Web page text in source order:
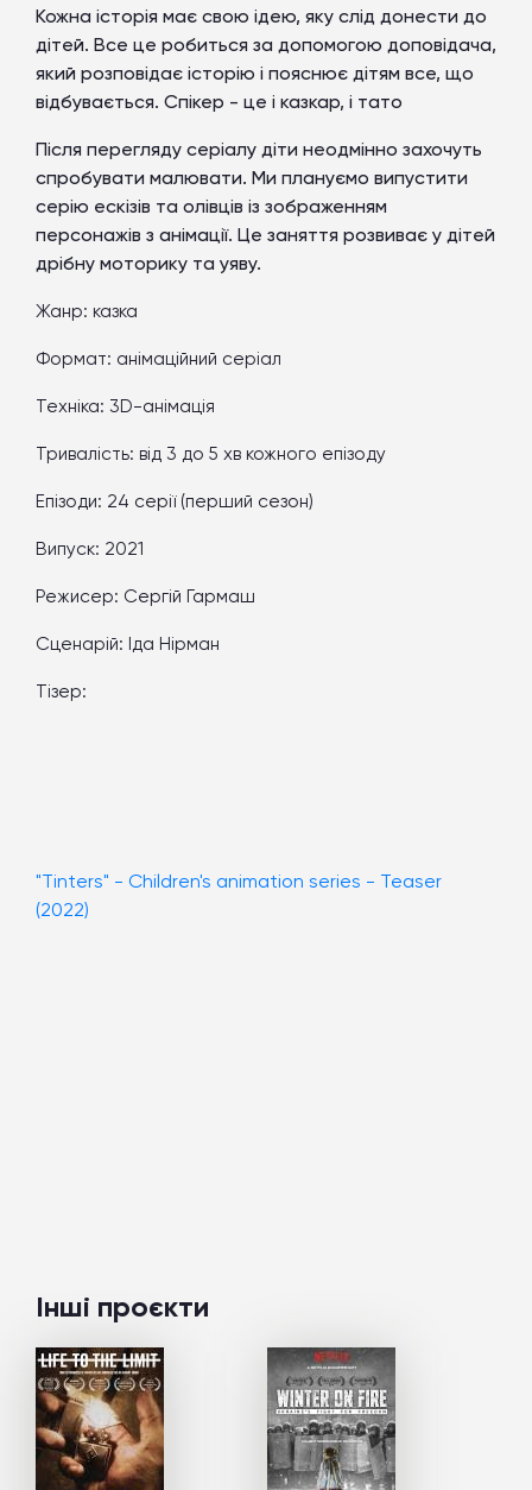
Кожна історія має свою ідею, яку слід донести до
дітей. Все це робиться за допомогою доповідача,
який розповідає історію і пояснює дітям все, що
відбувається. Спікер - це і казкар, і тато
Після перегляду серіалу діти неодмінно захочуть
спробувати малювати. Ми плануємо випустити
серію ескізів та олівців із зображенням
персонажів з анімації. Це заняття розвиває у дітей
дрібну моторику та уяву.
Жанр: казка
Формат: анімаційний серіал
Техніка: 3D-анімація
Тривалість: від 3 до 5 хв кожного епізоду
Епізоди: 24 серії (перший сезон)
Випуск: 2021
Режисер: Сергій Гармаш
Сценарій: Іда Нірман
Тізер:
"Tinters" - Children's animation series - Teaser
(2022)
Інші проєкти